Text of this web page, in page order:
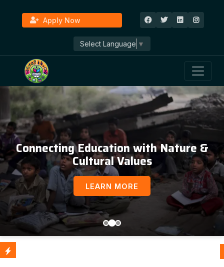
Apply Now
Select Language ▼
Education, Awareness & Social
Development
LEARN MORE